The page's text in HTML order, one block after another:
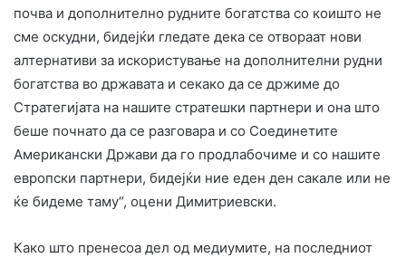
почва и дополнително рудните богатства со коишто не
сме оскудни, бидејќи гледате дека се отвораат нови
алтернативи за искористување на дополнителни рудни
богатства во државата и секако да се држиме до
Стратегијата на нашите стратешки партнери и она што
беше почнато да се разговара и со Соединетите
Американски Држави да го продлабочиме и со нашите
европски партнери, бидејќи ние еден ден сакале или не
ќе бидеме таму“, оцени Димитриевски.
Како што пренесоа дел од медиумите, на последниот